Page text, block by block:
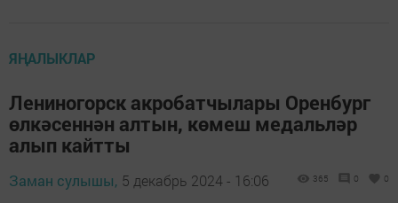
ЯҢАЛЫКЛАР
Лениногорск акробатчылары Оренбург
өлкәсеннән алтын, көмеш медальләр
алып кайтты
Заман сулышы, 5 декабрь 2024 - 16:06 365 0 0